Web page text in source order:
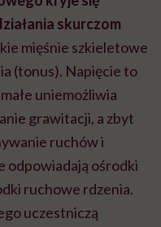
skurczom
mięśnie szkieletowe
(tonus). Napięcie to
uniemożliwia
grawitacji, a zbyt
ruchów i
odpowiadają ośrodki
ruchowe rdzenia.
uczestniczą